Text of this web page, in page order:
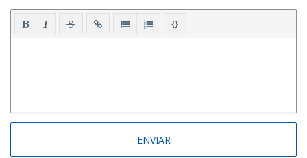
{}